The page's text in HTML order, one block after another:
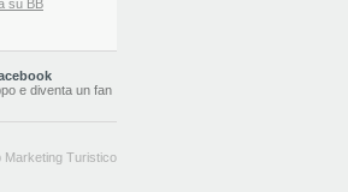
su BB
e diventa un fan
Marketing Turistico